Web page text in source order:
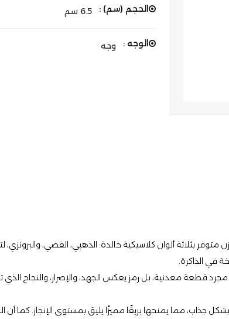
الحجم (سم) : 6.5 سم
الوجه : وجه
بثلاثة ألوان كلاسيكية خالدة: الذهبي، الفضي، والبرونزي،
في الذاكرة.
قطعة معدنية، بل رمز يعكس الجهد، والإصرار، والنجاح
مما يمنحها بريقًا مميزًا يليق بمستوى الإنجاز. كما أن